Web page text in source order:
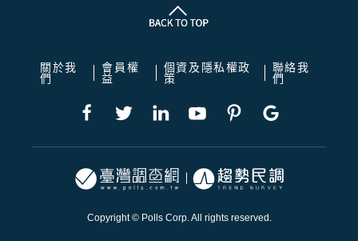
關於我
們
會員權
益
個資及隱私權政
策
聯絡我
們
Copyright © Polls Corp. All rights reserved.